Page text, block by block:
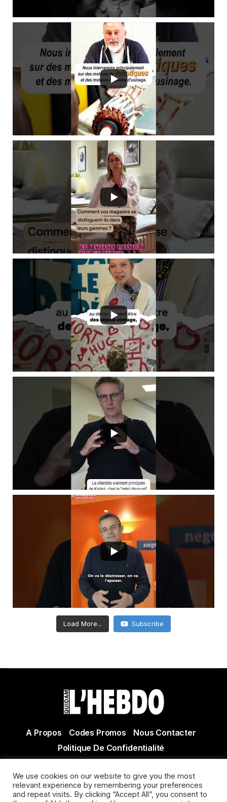
Load More... Subscribe
A Propos Codes Promos
Nous Contacter
Politique De Confidentialité
Actualité Agen - Actualité en lot et Garonne - Actualité
Villeneuve sur Lot
We use cookies on our website to give you the most
relevant experience by remembering your preferences
and repeat visits. By clicking “Accept All”, you consent to